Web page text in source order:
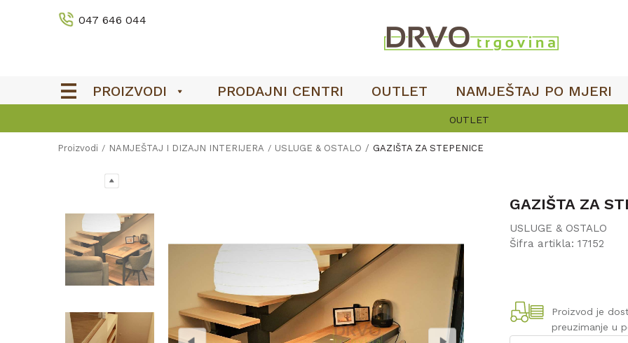
047 646 044
PROIZVODI PRODAJNI CENTRI OUTLET NAMJEŠTAJ PO MJERI
OUTLET
Proizvodi NAMJEŠTAJ I DIZAJN INTERIJERA USLUGE & OSTALO GAZIŠTA ZA STEPENICE
GAZIŠTA ZA
USLUGE & OSTALO
Šifra artikla: 17152
Proizvod je
preuzimanje u